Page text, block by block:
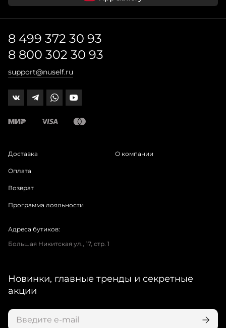
8 499 372 30 93
8 800 302 30 93
support@nuself.ru
Доставка
Оплата
Возврат
Программа лояльности
О компании
Адреса бутиков:
Большая Никитская ул., 17, стр. 1
Новинки, главные тренды и секретные
акции